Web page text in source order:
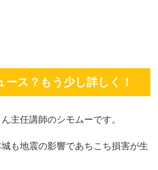
ース？もう少し詳しく！
主任講師のシモムーです。
も地震の影響であちこち損害が生